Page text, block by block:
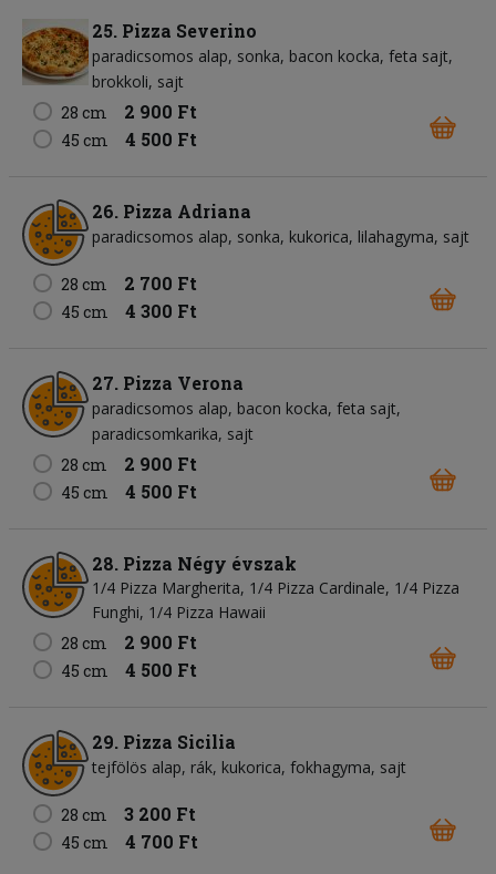
25. Pizza Severino
paradicsomos alap sonka bacon kocka feta sajt
brokkoli sajt
28 cm
2 900 Ft
45 cm 4 500 Ft
26. Pizza Adriana
paradicsomos alap sonka kukorica lilahagyma sajt
28 cm 2 700 Ft
45 cm 4 300 Ft
27. Pizza Verona
paradicsomos alap bacon kocka feta sajt
paradicsomkarika sajt
28 cm
2 900 Ft
45 cm 4 500 Ft
28. Pizza Négy évszak
1/4 Pizza Margherita, 1/4 Pizza Cardinale, 1/4 Pizza
Funghi, 1/4 Pizza Hawaii
28 cm
2 900 Ft
45 cm 4 500 Ft
29. Pizza Sicilia
tejfölös alap rák kukorica fokhagyma sajt
28 cm 3 200 Ft
45 cm 4 700 Ft